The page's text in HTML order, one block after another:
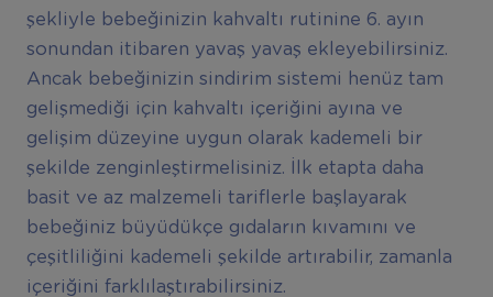
şekliyle bebeğinizin kahvaltı rutinine 6. ayın
sonundan itibaren yavaş yavaş ekleyebilirsiniz.
Ancak bebeğinizin sindirim sistemi henüz tam
gelişmediği için kahvaltı içeriğini ayına ve
gelişim düzeyine uygun olarak kademeli bir
şekilde zenginleştirmelisiniz. İlk etapta daha
basit ve az malzemeli tariflerle başlayarak
bebeğiniz büyüdükçe gıdaların kıvamını ve
çeşitliliğini kademeli şekilde artırabilir, zamanla
içeriğini farklılaştırabilirsiniz.